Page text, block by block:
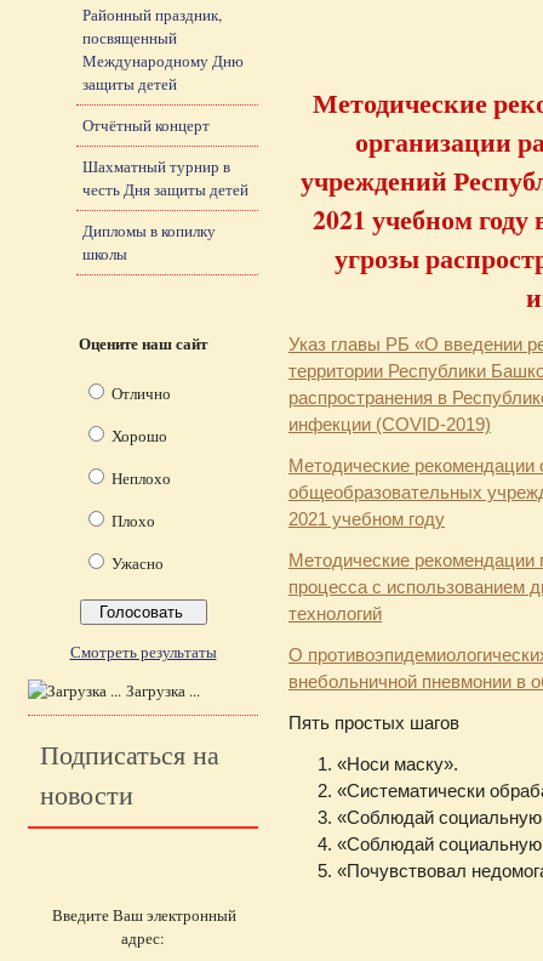
Методические
организации
учреждений
2021 учебном
угрозы
Указ главы РБ «О введении
территории Республики
распространения в
инфекции (COVID-2019)
Методические рекомендации
общеобразовательных
2021 учебном году
Методические рекомендации
процесса с использованием
технологий
О
внебольничной пневмонии в
Пять простых шагов
«Носи маску».
«Систематически
«Соблюдай
«Соблюдай
«Почувствовал
Районный праздник,
посвященный
Международному Дню
защиты детей
Отчётный концерт
Шахматный турнир в
честь Дня защиты детей
Дипломы в копилку
школы
Оцените наш сайт
Отлично
Хорошо
Неплохо
Плохо
Ужасно
Смотреть результаты
Загрузка ...
Подписаться на
новости
Введите Ваш электронный
адрес: